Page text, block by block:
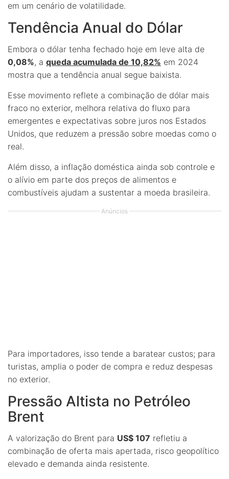
em um cenário de volatilidade.
Tendência Anual do Dólar
Embora o dólar tenha fechado hoje em leve alta de
0,08%, a queda acumulada de 10,82% em 2024
mostra que a tendência anual segue baixista.
Esse movimento reflete a combinação de dólar mais
fraco no exterior, melhora relativa do fluxo para
emergentes e expectativas sobre juros nos Estados
Unidos, que reduzem a pressão sobre moedas como o
real.
Além disso, a inflação doméstica ainda sob controle e
o alívio em parte dos preços de alimentos e
combustíveis ajudam a sustentar a moeda brasileira.
Anúncios
Para importadores, isso tende a baratear custos; para
turistas, amplia o poder de compra e reduz despesas
no exterior.
Pressão Altista no Petróleo
Brent
A valorização do Brent para US$ 107 refletiu a
combinação de oferta mais apertada, risco geopolítico
elevado e demanda ainda resistente.